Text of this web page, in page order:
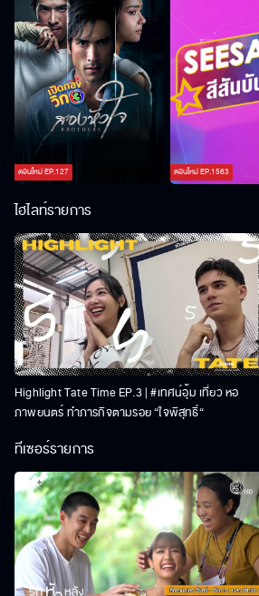
ตอนใหม่EP.127 ตอนใหม่EP.1563
ไฮไลท์รายการ
Highlight Tate Time EP.3 | #เทศน์อุ้ม เที่ยว หอ
ภาพยนตร์ ทำภารกิจตามรอย “ใจพิสุทธิ์“
ทีเซอร์รายการ